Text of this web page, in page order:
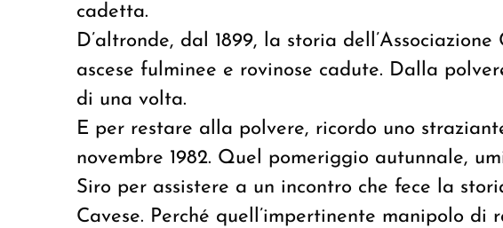
cadetta.
D’altronde, dal 1899, la storia
ascese fulminee e rovinose cadute. Dalla
di una volta.
E per restare alla polvere, ricordo uno
novembre 1982. Quel pomeriggio autunnale,
Siro per assistere a un incontro che fece la
Cavese. Perché quell’impertinente manipolo